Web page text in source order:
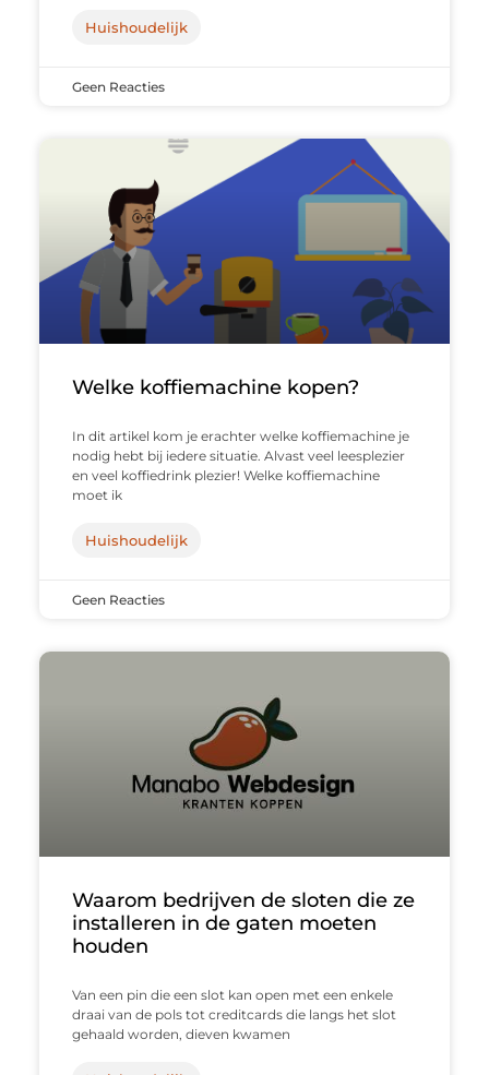
Huishoudelijk
Geen Reacties
Welke koffiemachine kopen?
In dit artikel kom je erachter welke koffiemachine je
nodig hebt bij iedere situatie. Alvast veel leesplezier
en veel koffiedrink plezier! Welke koffiemachine
moet ik
Huishoudelijk
Geen Reacties
Waarom bedrijven de sloten die ze
installeren in de gaten moeten
houden
Van een pin die een slot kan open met een enkele
draai van de pols tot creditcards die langs het slot
gehaald worden, dieven kwamen